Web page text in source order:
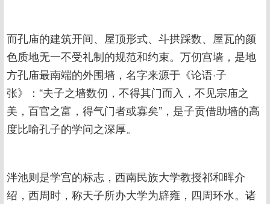
而孔庙的建筑开间、屋顶形式、斗拱踩数、屋瓦的颜
色质地无一不受礼制的规范和约束。万仞宫墙，是地
方孔庙最南端的外围墙，名字来源于《论语·子
张》：“夫子之墙数仞，不得其门而入，不见宗庙之
美，百官之富，得气门者或寡矣”，是子贡借助墙的高
度比喻孔子的学问之深厚。
泮池则是学宫的标志，西南民族大学教授祁和晖介
绍，西周时，称天子所办大学为辟雍，四周环水。诸